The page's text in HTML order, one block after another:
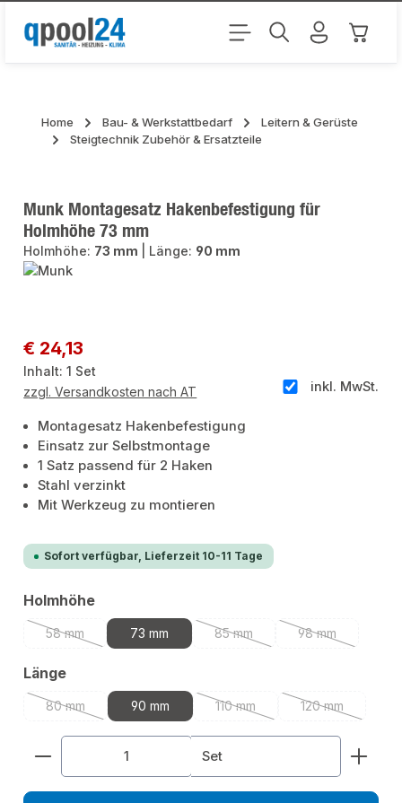
Zum Hauptinhalt springen
Home Bau- & Werkstattbedarf
Leitern & Gerüste
Steigtechnik Zubehör & Ersatzteile
Munk Montagesatz Hakenbefestigung für
Holmhöhe 73 mm
Holmhöhe: 73 mm Länge: 90 mm
Regulärer Preis:
€ 24,13
Inhalt:1 Set
inkl. MwSt.
zzgl. Versandkosten nach AT
Montagesatz Hakenbefestigung
Einsatz zur Selbstmontage
1 Satz passend für 2 Haken
Stahl verzinkt
Mit Werkzeug zu montieren
Sofort verfügbar, Lieferzeit 10-11 Tage
Holmhöheauswählen
58 mm
(Diese Option ist zurzeit nicht verfügbar.)
73 mm 85 mm
(Diese Option ist zurzeit nicht
98 mm
(Diese Option
Längeauswählen
80 mm
(Diese Option ist zurzeit nicht verfügbar.)
90 mm 110 mm
(Diese Option ist zurzeit nicht
120 mm
(Diese
Produkt Anzahl: Gib den gewünschten Wert
Set